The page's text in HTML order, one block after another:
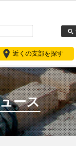
近くの支部を探す
ース